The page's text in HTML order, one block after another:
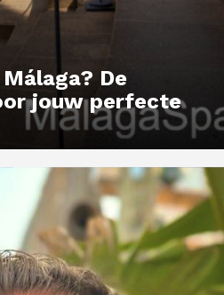
De
jouw perfecte